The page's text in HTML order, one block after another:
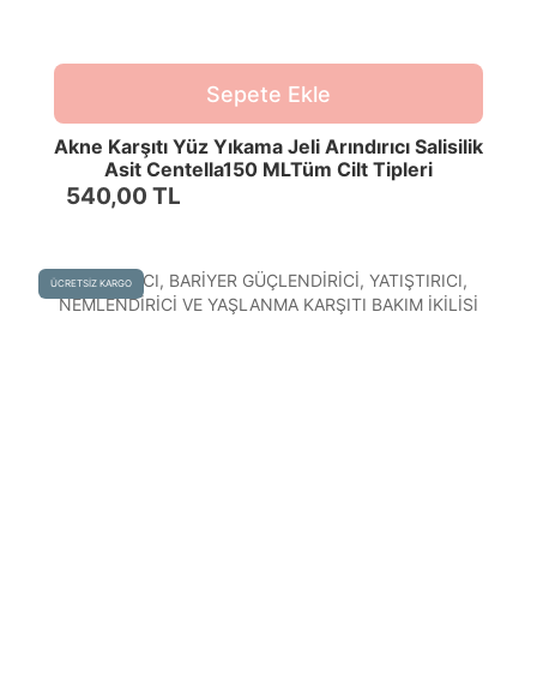
Sepete Ekle
Akne Karşıtı Yüz Yıkama Jeli Arındırıcı Salisilik
Asit Centella150 MLTüm Cilt Tipleri
540,00 TL
ÜCRETSİZ KARGO